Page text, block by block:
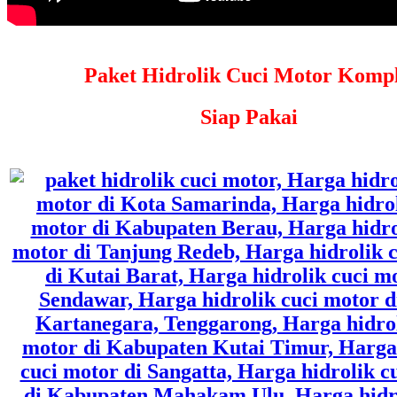
Paket Hidrolik Cuci Motor
Siap Pakai